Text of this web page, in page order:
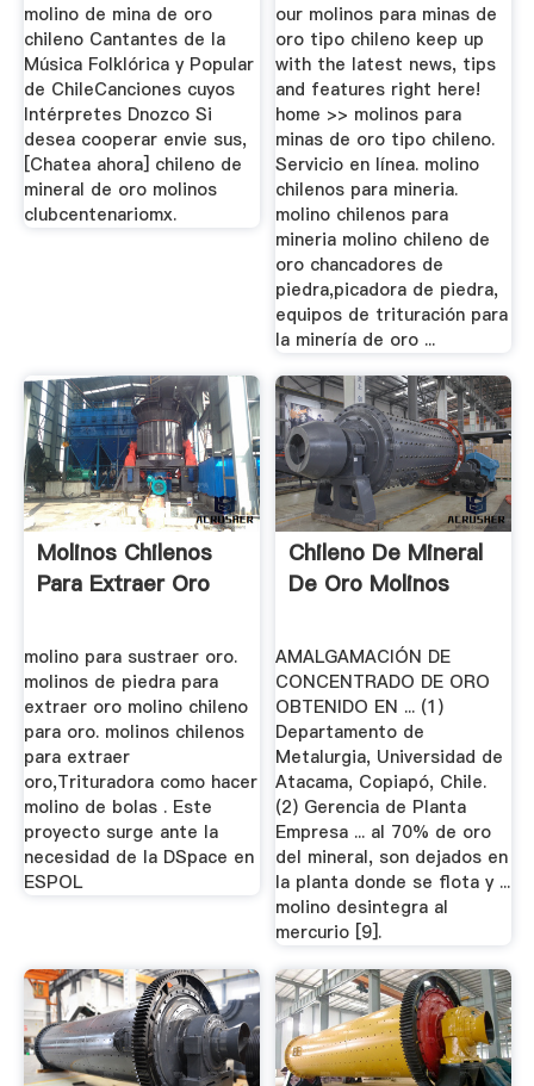
molino de mina de oro
chileno Cantantes de la
Música Folklórica y Popular
de ChileCanciones cuyos
Intérpretes Dnozco Si
desea cooperar envie sus,
[Chatea ahora] chileno de
mineral de oro molinos
clubcentenariomx.
our molinos para minas de
oro tipo chileno keep up
with the latest news, tips
and features right here!
home >> molinos para
minas de oro tipo chileno.
Servicio en línea. molino
chilenos para mineria.
molino chilenos para
mineria molino chileno de
oro chancadores de
piedra,picadora de piedra,
equipos de trituración para
la minería de oro ...
Molinos Chilenos
Para Extraer Oro
molino para sustraer oro.
molinos de piedra para
extraer oro molino chileno
para oro. molinos chilenos
para extraer
oro,Trituradora como hacer
molino de bolas . Este
proyecto surge ante la
necesidad de la DSpace en
ESPOL
Chileno De Mineral
De Oro Molinos
AMALGAMACIÓN DE
CONCENTRADO DE ORO
OBTENIDO EN ... (1)
Departamento de
Metalurgia, Universidad de
Atacama, Copiapó, Chile.
(2) Gerencia de Planta
Empresa ... al 70% de oro
del mineral, son dejados en
la planta donde se flota y ...
molino desintegra al
mercurio [9].